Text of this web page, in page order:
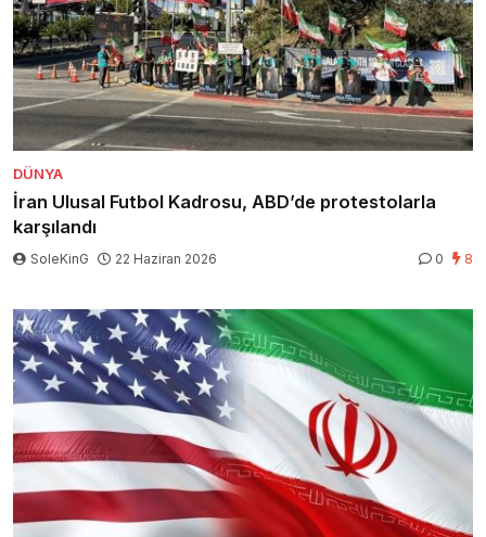
DÜNYA
İran Ulusal Futbol Kadrosu, ABD’de protestolarla
karşılandı
SoleKinG 22 Haziran 2026 0 8